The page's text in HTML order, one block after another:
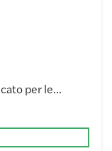
per le…